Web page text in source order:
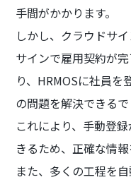
手間がかかります。
しかし、クラウドサ
サインで雇用契約が
り、HRMOSに社員
の問題を解決できるで
これにより、手動登
きるため、正確な情報
また、多くの工程を